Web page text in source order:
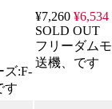
ズ:F-
す
¥7,260 ¥6,534
SOLD OUT
フリーダム
送機、です